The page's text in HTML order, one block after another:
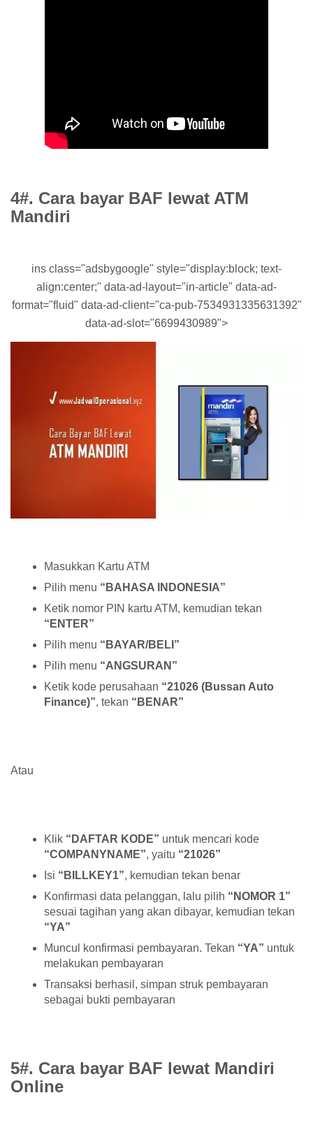
4#. Cara bayar BAF lewat ATM
Mandiri
ins class="adsbygoogle" style="display:block; text-
align:center;" data-ad-layout="in-article" data-ad-
format="fluid" data-ad-client="ca-pub-7534931335631392"
data-ad-slot="6699430989">
Masukkan Kartu ATM
Pilih menu “BAHASA INDONESIA”
Ketik nomor PIN kartu ATM, kemudian tekan
“ENTER”
Pilih menu “BAYAR/BELI”
Pilih menu “ANGSURAN”
Ketik kode perusahaan “21026 (Bussan Auto
Finance)”, tekan “BENAR”
Atau
Klik “DAFTAR KODE” untuk mencari kode
“COMPANYNAME”, yaitu “21026”
Isi “BILLKEY1”, kemudian tekan benar
Konfirmasi data pelanggan, lalu pilih “NOMOR 1”
sesuai tagihan yang akan dibayar, kemudian tekan
“YA”
Muncul konfirmasi pembayaran. Tekan “YA” untuk
melakukan pembayaran
Transaksi berhasil, simpan struk pembayaran
sebagai bukti pembayaran
5#. Cara bayar BAF lewat Mandiri
Online